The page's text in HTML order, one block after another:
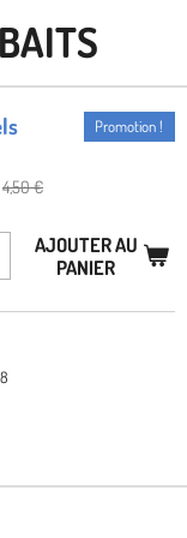
Promotion !
4,50 €
AJOUTER AU
PANIER